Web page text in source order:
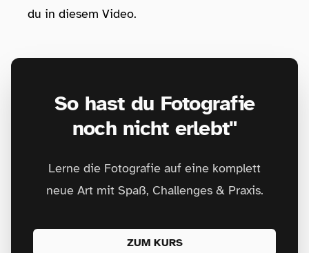
du in diesem Video.
So hast du Fotografie
noch nicht erlebt"
Lerne die Fotografie auf eine komplett
neue Art mit Spaß, Challenges & Praxis.
ZUM KURS